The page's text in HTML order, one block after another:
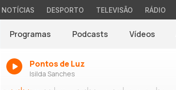
NOTÍCIAS DESPORTO TELEVISÃO RÁDIO
Programas Podcasts Vídeos
Pontos de Luz
Isilda Sanches